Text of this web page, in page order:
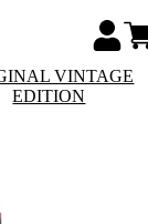
VINTAGE
EDITION